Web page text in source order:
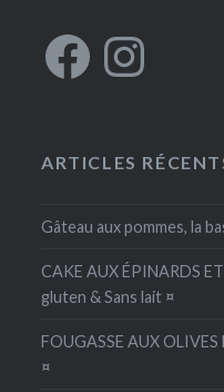
FacebookInstagram
ARTICLES
Gâteau aux pommes, la
CAKE AUX ÉPINARDS
gluten & Sans lait ¤
FOUGASSE AUX
¤